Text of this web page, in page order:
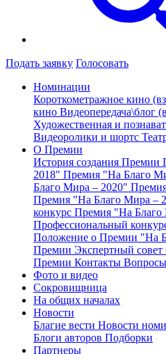
Подать заявку Голосовать
Номинации
Короткометражное кино
кино Видеопередача\блог
Художественная и
Видеоролики и шортс
О Премии
История создания Премии
2018" Премия "На Благо
Благо Мира – 2020"
Премия "На Благо Мира –
конкурс Премия "На Благо
Профессиональный
Положение о Премии "На
Премии Экспертный совет
Премии Контакты
Фото и видео
Сокровищница
На общих началах
Новости
Благие вести Новости
Блоги авторов Подборки
Партнеры